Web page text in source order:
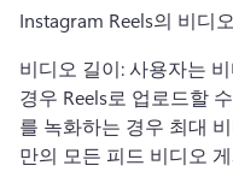
Instagram Reels의 비디
비디오 길이: 사용자는
경우 Reels로 업로드할
를 녹화하는 경우 최대
만의 모든 피드 비디오